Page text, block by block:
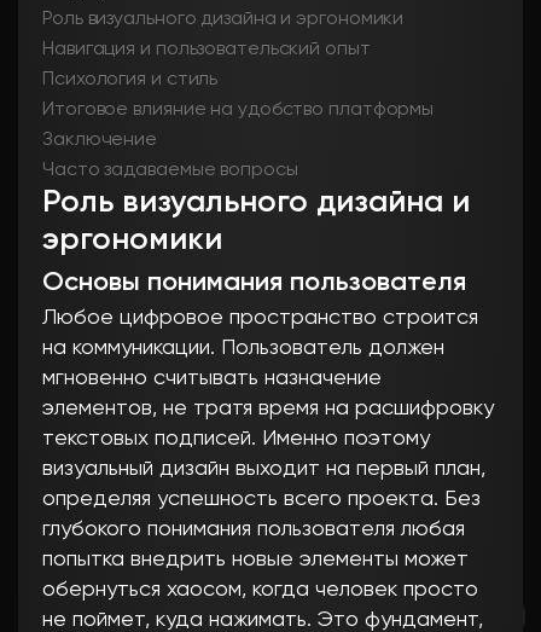
Роль визуального дизайна и эргономики
Навигация и пользовательский опыт
Психология и стиль
Итоговое влияние на удобство платформы
Заключение
Часто задаваемые вопросы
Роль визуального дизайна и
эргономики
Основы понимания пользователя
Любое цифровое пространство строится
на коммуникации. Пользователь должен
мгновенно считывать назначение
элементов, не тратя время на расшифровку
текстовых подписей. Именно поэтому
визуальный дизайн выходит на первый план,
определяя успешность всего проекта. Без
глубокого понимания пользователя любая
попытка внедрить новые элементы может
обернуться хаосом, когда человек просто
не поймет, куда нажимать. Это фундамент,